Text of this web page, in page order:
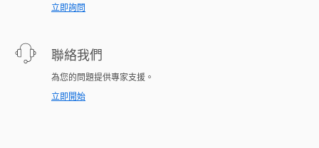
立即詢問
聯絡我們
為您的問題提供專家支援。
立即開始